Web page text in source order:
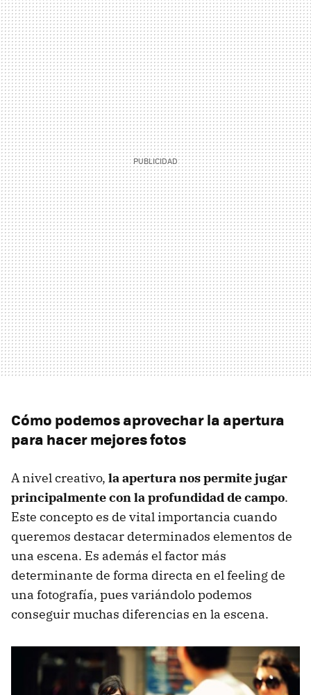
Cómo podemos aprovechar la apertura
para hacer mejores fotos
A nivel creativo, la apertura nos permite jugar
principalmente con la profundidad de campo.
Este concepto es de vital importancia cuando
queremos destacar determinados elementos de
una escena. Es además el factor más
determinante de forma directa en el feeling de
una fotografía, pues variándolo podemos
conseguir muchas diferencias en la escena.